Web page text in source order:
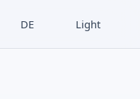
DE Light